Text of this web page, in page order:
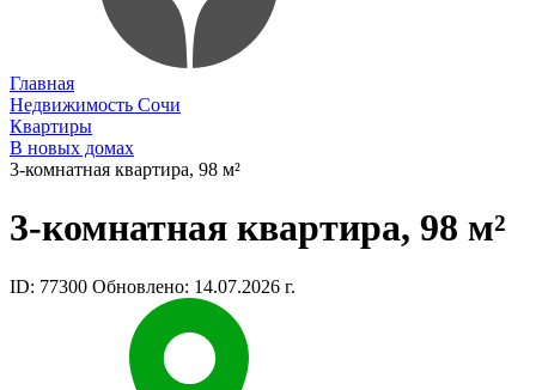
Главная
Недвижимость Сочи
Квартиры
В новых домах
3-комнатная квартира, 98 м²
3-комнатная квартира, 98 м²
ID: 77300 Обновлено: 14.07.2026 г.